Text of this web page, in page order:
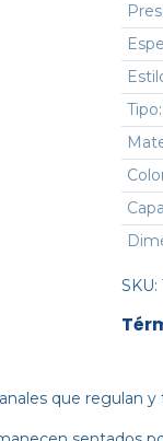
Tipo:
SKU:
que regulan y